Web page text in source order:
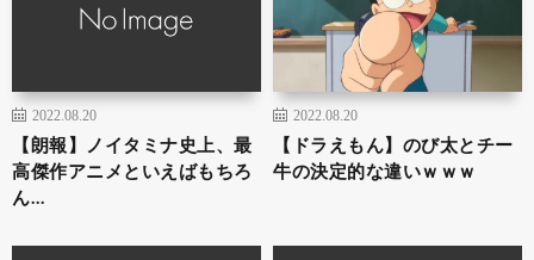
2022.08.20
【朗報】ノイタミナ史上、最
高傑作アニメといえばもちろ
ん…
2022.08.20
【ドラえもん】のび太とチー
牛の決定的な違いｗｗｗ